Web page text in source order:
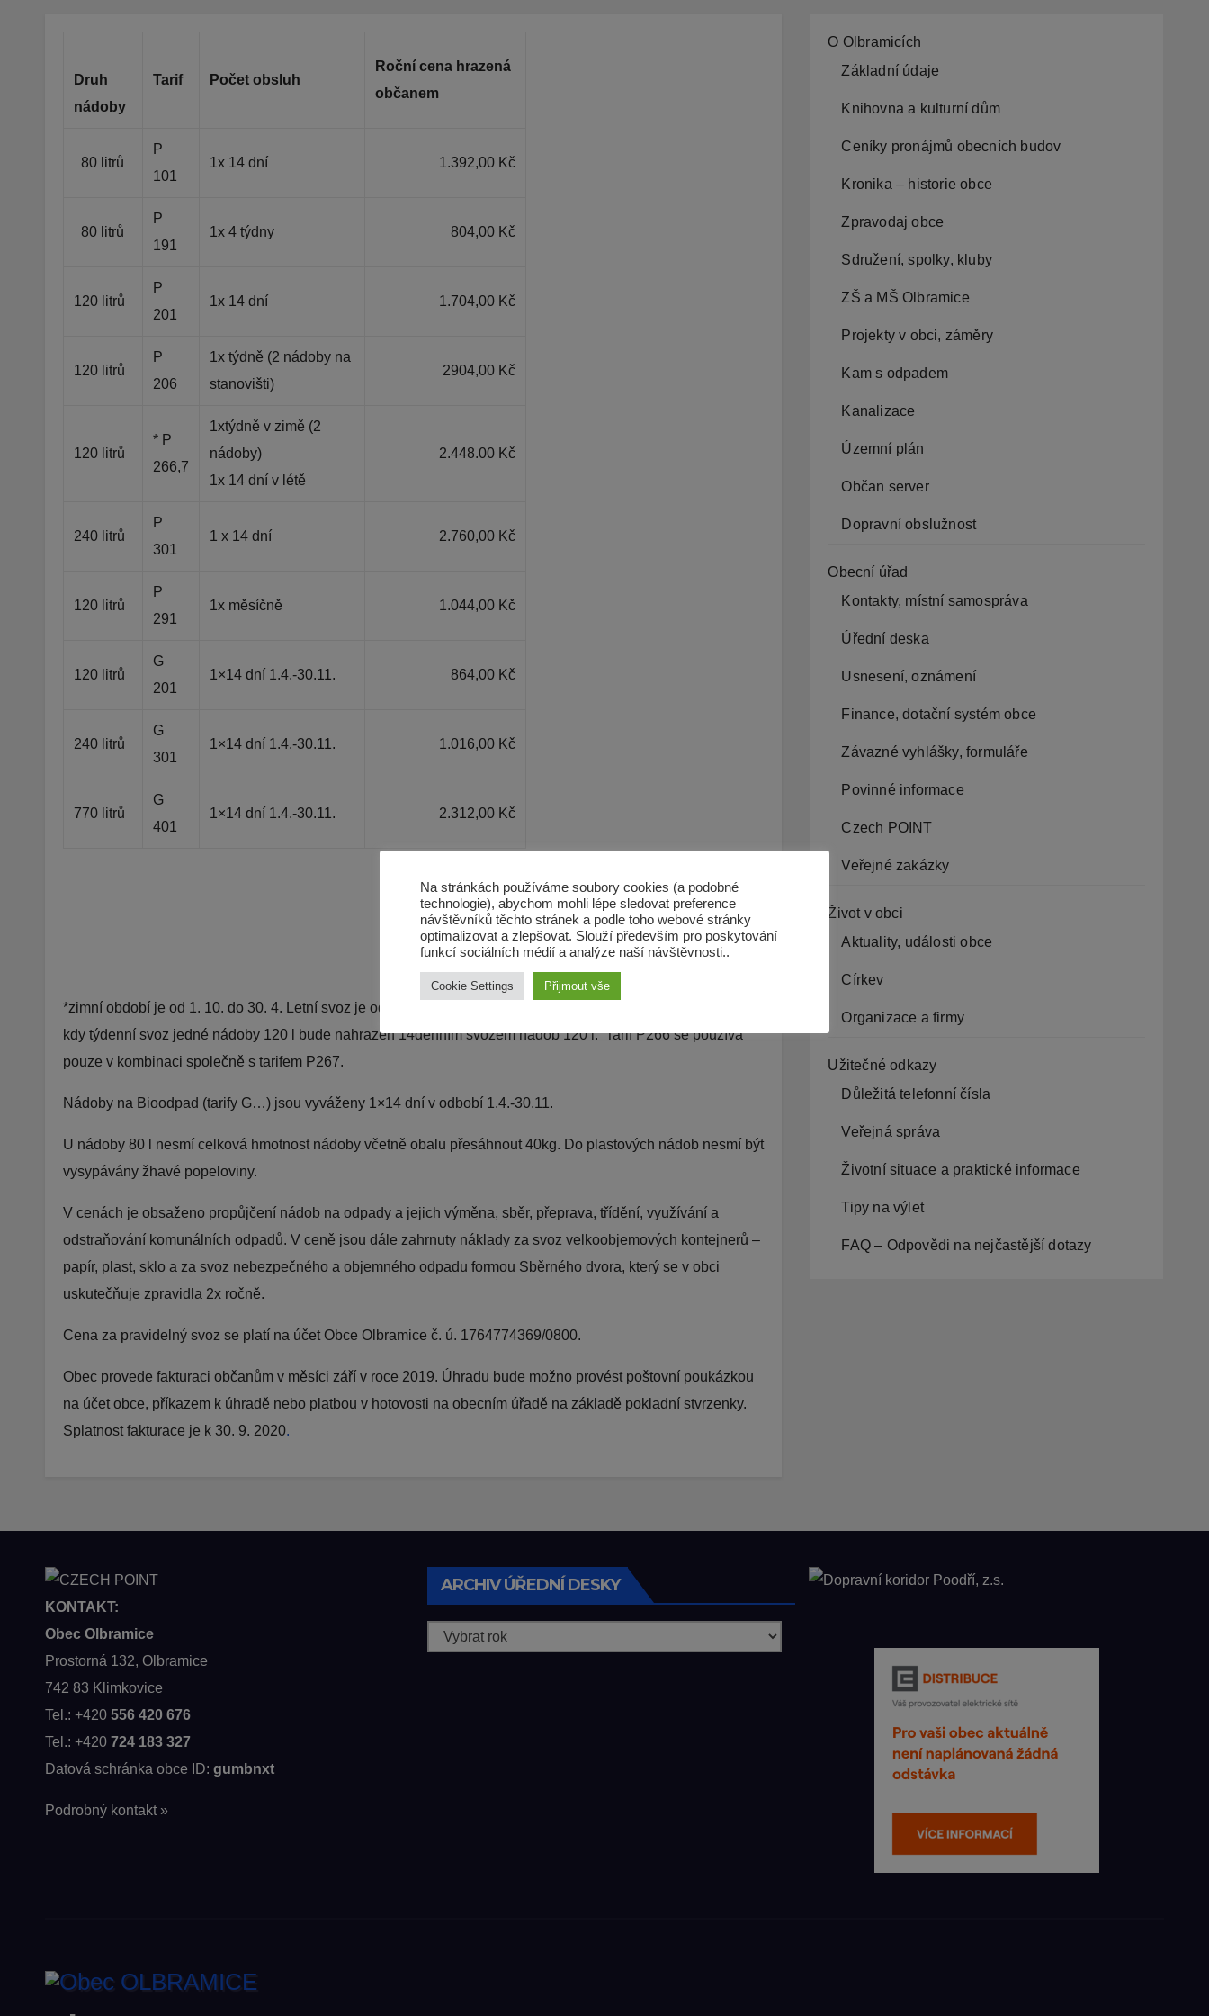
Druh
nádoby
Tarif Počet obsluh
Roční cena hrazená
občanem
80 litrů
P
101
1x 14 dní 1.392,00 Kč
80 litrů
P
191
1x 4 týdny 804,00 Kč
120 litrů
P
201
1x 14 dní 1.704,00 Kč
120 litrů
P
206
1x týdně (2 nádoby na
stanovišti)
2904,00 Kč
120 litrů
* P
266,7
1xtýdně v zimě (2
nádoby)
1x 14 dní v létě
2.448.00 Kč
240 litrů
P
301
1 x 14 dní 2.760,00 Kč
120 litrů
P
291
1x měsíčně 1.044,00 Kč
120 litrů
G
201
1×14 dní 1.4.-30.11. 864,00 Kč
240 litrů
G
301
1×14 dní 1.4.-30.11. 1.016,00 Kč
770 litrů
G
401
1×14 dní 1.4.-30.11. 2.312,00 Kč
*zimní období je od 1. 10. do 30. 4. Letní svoz je od 1. 5. do 30. 9. Tarify P206 a P266 jsou použity v případech,
kdy týdenní svoz jedné nádoby 120 l bude nahrazen 14denním svozem nádob 120 l. Tarif P266 se používá
pouze v kombinaci společně s tarifem P267.
Nádoby na Bioodpad (tarify G…) jsou vyváženy 1×14 dní v odbobí 1.4.-30.11.
U nádoby 80 l nesmí celková hmotnost nádoby včetně obalu přesáhnout 40kg. Do plastových nádob nesmí být
vysypávány žhavé popeloviny.
V cenách je obsaženo propůjčení nádob na odpady a jejich výměna, sběr, přeprava, třídění, využívání a
odstraňování komunálních odpadů. V ceně jsou dále zahrnuty náklady za svoz velkoobjemových kontejnerů –
papír, plast, sklo a za svoz nebezpečného a objemného odpadu formou Sběrného dvora, který se v obci
uskutečňuje zpravidla 2x ročně.
Cena za pravidelný svoz se platí na účet Obce Olbramice č. ú. 1764774369/0800.
Obec provede fakturaci občanům v měsíci září v roce 2019. Úhradu bude možno provést poštovní poukázkou
na účet obce, příkazem k úhradě nebo platbou v hotovosti na obecním úřadě na základě pokladní stvrzenky.
Splatnost fakturace je k 30. 9. 2020.
O Olbramicích
Základní údaje
Knihovna a kulturní dům
Ceníky pronájmů obecních budov
Kronika – historie obce
Zpravodaj obce
Sdružení, spolky, kluby
ZŠ a MŠ Olbramice
Projekty v obci, záměry
Kam s odpadem
Kanalizace
Územní plán
Občan server
Dopravní obslužnost
Obecní úřad
Kontakty, místní samospráva
Úřední deska
Usnesení, oznámení
Finance, dotační systém obce
Závazné vyhlášky, formuláře
Povinné informace
Czech POINT
Veřejné zakázky
Život v obci
Aktuality, události obce
Církev
Organizace a firmy
Užitečné odkazy
Důležitá telefonní čísla
Veřejná správa
Životní situace a praktické informace
Tipy na výlet
FAQ – Odpovědi na nejčastější dotazy
KONTAKT:
Obec Olbramice
Prostorná 132, Olbramice
742 83 Klimkovice
Tel.: +420 556 420 676
Tel.: +420 724 183 327
Datová schránka obce ID: gumbnxt
Podrobný kontakt »
ARCHIV ÚŘEDNÍ DESKY
Na stránkách používáme soubory cookies (a podobné
technologie), abychom mohli lépe sledovat preference
návštěvníků těchto stránek a podle toho webové stránky
optimalizovat a zlepšovat. Slouží především pro poskytování
funkcí sociálních médií a analýze naší návštěvnosti..
Cookie Settings Přijmout vše